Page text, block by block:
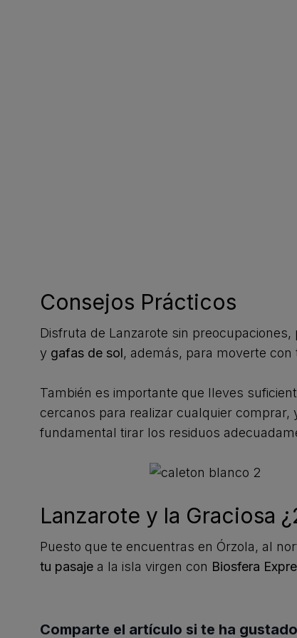
Consejos Prácticos
Disfruta de Lanzarote sin
y gafas de sol, además, para moverte
También es importante que lleves
cercanos para realizar cualquier
fundamental tirar los residuos
Lanzarote y la Graciosa
Puesto que te encuentras en Órzola, al
tu pasaje a la isla virgen con Biosfera
Comparte el artículo si te ha gustado